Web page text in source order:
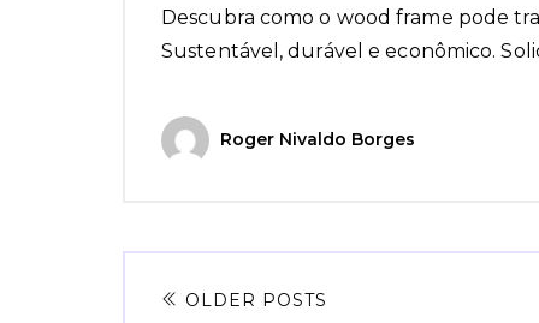
Descubra como o wood frame pode
Sustentável, durável e econômico.
Roger Nivaldo Borges
OLDER POSTS